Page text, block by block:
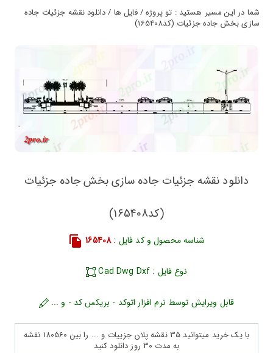
شما در این مسیر هستید : تو پروژه / فایل ها / دانلود نقشه جزئیات جاده
سازی بخش جاده جزئیات (کد165408)
دانلود نقشه جزئیات جاده سازی بخش جاده جزئیات
(کد165408)
شناسه محصول و کد فایل :165408
نوع فایل : Cad Dwg Dxf
قابل ویرایش توسط نرم افزار اتوکد - بریکس کد - و ...
با یک خرید میتوانید 35 نقشه پلان جزییات و ... را بین 180560 نقشه
به مدت 30 روز دانلود کنید